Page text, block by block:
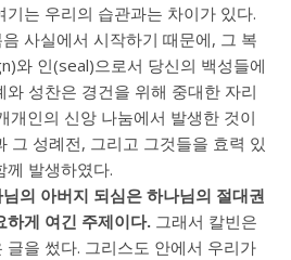
기는 우리의 습관과는 차이가 있다.
사실에서 시작하기 때문에, 그 복
와 인(seal)으로서 당신의 백성들에
와 성찬은 경건을 위해 중대한 자리
개인의 신앙 나눔에서 발생한 것이
그 성례전, 그리고 그것들을 효력 있
께 발생하였다.
의 아버지 되심은 하나님의 절대권
하게 여긴 주제이다. 그래서 칼빈은
글을 썼다. 그리스도 안에서 우리가